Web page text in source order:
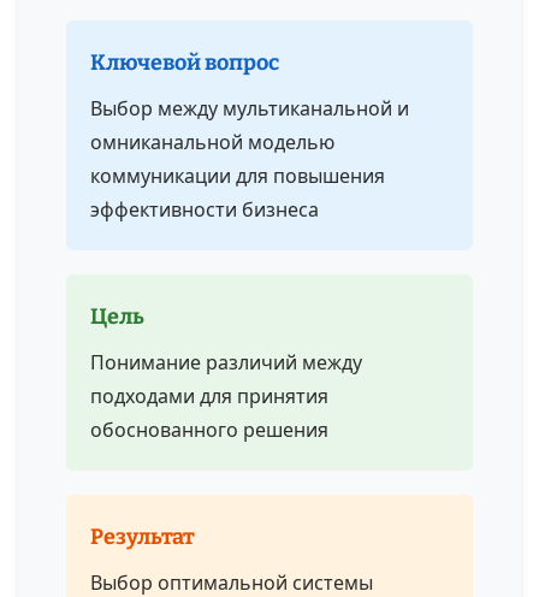
Ключевой вопрос
Выбор между мультиканальной и
омниканальной моделью
коммуникации для повышения
эффективности бизнеса
Цель
Понимание различий между
подходами для принятия
обоснованного решения
Результат
Выбор оптимальной системы